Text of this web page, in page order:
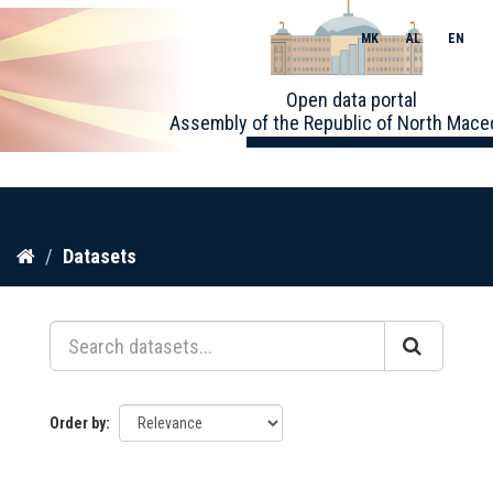
Skip
content
Open data portal
Assembly of the Republic of North
MK AL EN
Datasets
Order by